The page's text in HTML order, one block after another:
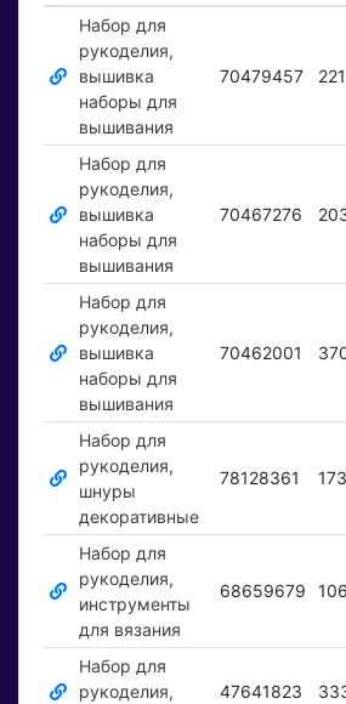
Набор для
рукоделия,
вышивка
наборы для
вышивания
70479457
Набор для
рукоделия,
вышивка
наборы для
вышивания
70467276
Набор для
рукоделия,
вышивка
наборы для
вышивания
70462001
Набор для
рукоделия,
шнуры
декоративные
78128361
Набор для
рукоделия,
инструменты
для вязания
68659679
Набор для
рукоделия,
47641823